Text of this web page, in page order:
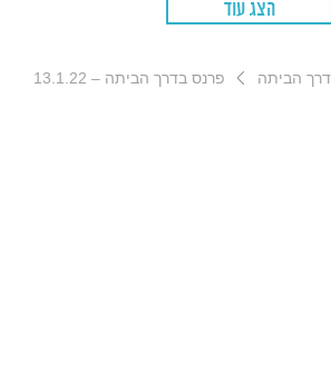
הצג עוד
הביתה פרנס בדרך הביתה – 13.1.22